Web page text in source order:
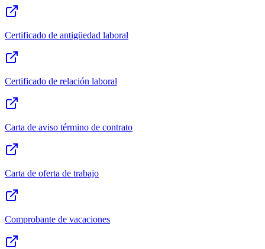
Certificado de antigüedad laboral
Certificado de relación laboral
Carta de aviso término de contrato
Carta de oferta de trabajo
Comprobante de vacaciones